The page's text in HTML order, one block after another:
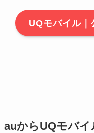
UQモバイル
auからUQモバ